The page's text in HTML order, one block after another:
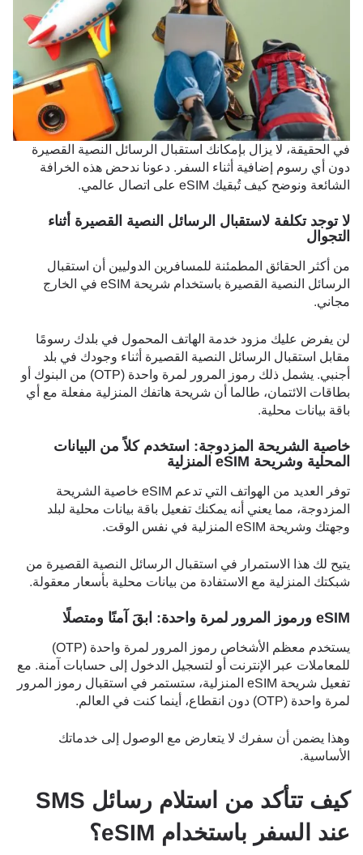
في الحقيقة، لا يزال بإمكانك استقبال الرسائل النصية القصيرة
دون أي رسوم إضافية أثناء السفر. دعونا ندحض هذه الخرافة
الشائعة ونوضح كيف تُبقيك eSIM على اتصال عالمي.
لا توجد تكلفة لاستقبال الرسائل النصية القصيرة أثناء
التجوال
من أكثر الحقائق المطمئنة للمسافرين الدوليين أن استقبال
الرسائل النصية القصيرة باستخدام شريحة eSIM في الخارج
مجاني.
لن يفرض عليك مزود خدمة الهاتف المحمول في بلدك رسومًا
مقابل استقبال الرسائل النصية القصيرة أثناء وجودك في بلد
أجنبي. يشمل ذلك رموز المرور لمرة واحدة (OTP) من البنوك أو
بطاقات الائتمان، طالما أن شريحة هاتفك المنزلية مفعلة مع أي
باقة بيانات محلية.
خاصية الشريحة المزدوجة: استخدم كلاً من البيانات
المحلية وشريحة eSIM المنزلية
توفر العديد من الهواتف التي تدعم eSIM خاصية الشريحة
المزدوجة، مما يعني أنه يمكنك تفعيل باقة بيانات محلية لبلد
وجهتك وشريحة eSIM المنزلية في نفس الوقت.
يتيح لك هذا الاستمرار في استقبال الرسائل النصية القصيرة من
شبكتك المنزلية مع الاستفادة من بيانات محلية بأسعار معقولة.
eSIM ورموز المرور لمرة واحدة: ابقَ آمنًا ومتصلًا
يستخدم معظم الأشخاص رموز المرور لمرة واحدة (OTP)
للمعاملات عبر الإنترنت أو لتسجيل الدخول إلى حسابات آمنة. مع
تفعيل شريحة eSIM المنزلية، ستستمر في استقبال رموز المرور
لمرة واحدة (OTP) دون انقطاع، أينما كنت في العالم.
وهذا يضمن أن سفرك لا يتعارض مع الوصول إلى خدماتك
الأساسية.
كيف تتأكد من استلام رسائل SMS
عند السفر باستخدام eSIM؟